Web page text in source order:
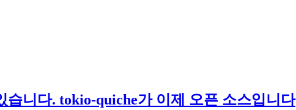
니다. tokio-quiche가 이제 오픈 소스입니다